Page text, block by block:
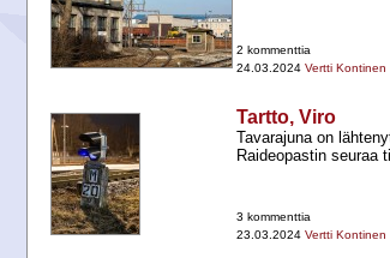
2 kommenttia
24.03.2024 Vertti Kontinen
Tartto, Viro
Tavarajuna on
Raideopastin seuraa
3 kommenttia
23.03.2024 Vertti Kontinen